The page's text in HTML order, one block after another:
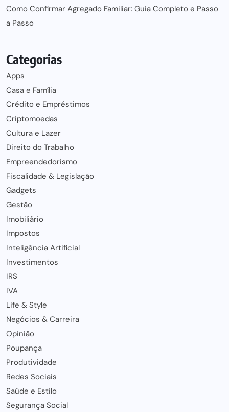
Como Confirmar Agregado Familiar: Guia Completo e Passo
a Passo
Categorias
Apps
Casa e Família
Crédito e Empréstimos
Criptomoedas
Cultura e Lazer
Direito do Trabalho
Empreendedorismo
Fiscalidade & Legislação
Gadgets
Gestão
Imobiliário
Impostos
Inteligência Artificial
Investimentos
IRS
IVA
Life & Style
Negócios & Carreira
Opinião
Poupança
Produtividade
Redes Sociais
Saúde e Estilo
Segurança Social